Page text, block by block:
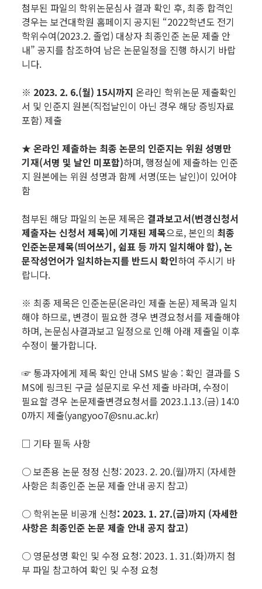
첨부된 파일의 학위논문심사 결과 확인 후, 최종 합격인
경우는 보건대학원 홈페이지 공지된 “2022학년도 전기
학위수여(2023.2. 졸업) 대상자 최종인준 논문 제출 안
내” 공지를 참조하여 남은 논문일정을 진행 하시기 바랍
니다.
※ 2023. 2. 6.(월) 15시까지 온라인 학위논문 제출확인
서 및 인준지 원본(직접날인이 아닌 경우 해당 증빙자료
포함) 제출
★온라인 제출하는 최종 논문의 인준지는 위원 성명만
기재(서명 및 날인 미포함)하며, 행정실에 제출하는 인준
지 원본에는 위원 성명과 함께 서명(또는 날인)이 있어야
함
첨부된 해당 파일의 논문 제목은 결과보고서(변경신청서
제출자는 신청서 제목)에 기재된 제목으로, 본인의 최종
인준논문제목(띄어쓰기, 쉼표 등 까지 일치해야 함), 논
문작성언어가 일치하는지를 반드시 확인하여 주시기 바
랍니다.
※ 최종 제목은 인준논문(온라인 제출 논문) 제목과 일치
해야 하므로, 변경이 필요한 경우 변경요청서를 제출해야
하며, 논문심사결과보고 일정으로 인해 아래 제출일 이후
수정이 불가합니다.
☞ 통과자에게 제목 확인 안내 SMS 발송 : 확인 결과를 S
MS에 링크된 구글 설문지로 우선 제출 바라며, 수정이
필요할 경우 논문제출변경요청서를 2023.1.13.(금) 14:0
0까지 제출(yangyoo7@snu.ac.kr)
□ 기타 필독 사항
○ 보존용 논문 정정 신청: 2023. 2. 20.(월)까지 (자세한
사항은 최종인준 논문 제출 안내 공지 참고)
○ 학위논문 비공개 신청: 2023. 1. 27.(금)까지 (자세한
사항은 최종인준 논문 제출 안내 공지 참고)
○ 영문성명 확인 및 수정 요청: 2023. 1. 31.(화)까지 첨
부 파일 참고하여 확인 및 수정 요청